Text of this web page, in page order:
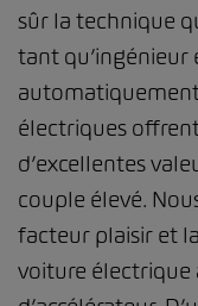
sûr la technique
tant qu’ingénieur
électriques
d’excellentes
couple élevé.
facteur plaisir et
voiture électrique